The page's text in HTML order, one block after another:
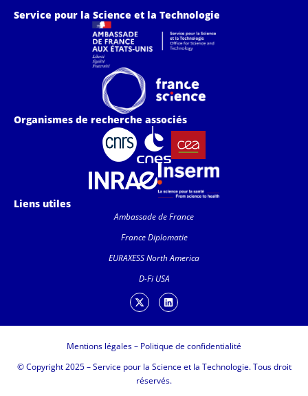
Service pour la Science et la Technologie
Organismes de recherche associés
Liens utiles
Ambassade de France
France Diplomatie
EURAXESS North America
D-Fi USA
Mentions légales– Politique de confidentialité
© Copyright 2025 – Service pour la Science et la Technologie. Tous droit
réservés.